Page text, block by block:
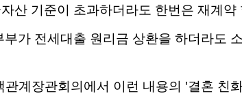
산 기준이 초과하더라도 한번은 재계
가 전세대출 원리금 상환을 하더라도
계장관회의에서 이런 내용의 '결혼 친